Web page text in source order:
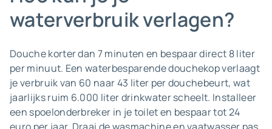
waterverbruik verlagen?
Douche korter dan 7 minuten en bespaar direct 8 liter
per minuut. Een waterbesparende douchekop verlaagt
je verbruik van 60 naar 43 liter per douchebeurt, wat
jaarlijks ruim 6.000 liter drinkwater scheelt. Installeer
een spoelonderbreker in je toilet en bespaar tot 24